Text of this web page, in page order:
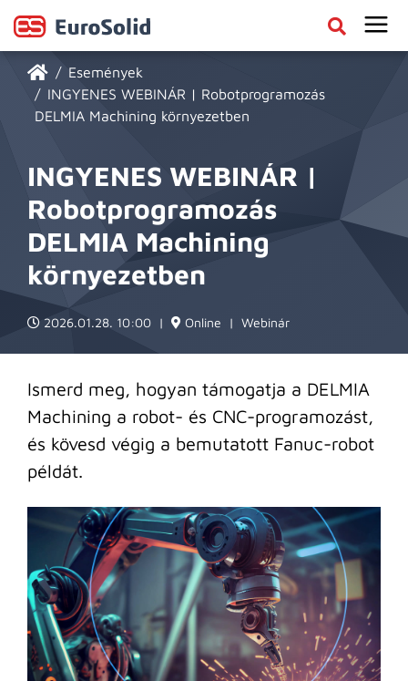
Események
INGYENES WEBINÁR | Robotprogramozás
DELMIA Machining környezetben
INGYENES WEBINÁR |
Robotprogramozás
DELMIA Machining
környezetben
2026.01.28. 10:00 | Online | Webinár
Ismerd meg, hogyan támogatja a DELMIA
Machining a robot- és CNC-programozást,
és kövesd végig a bemutatott Fanuc-robot
példát.